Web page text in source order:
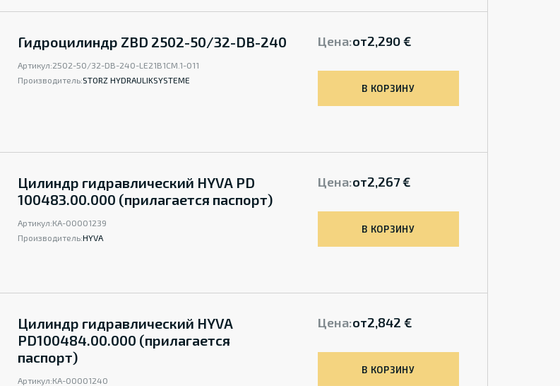
Гидроцилиндр ZBD 2502-50/32-DB-240
Артикул:2502-50/32-DB-240-LE21B1CM.1-011
Производитель:STORZ HYDRAULIKSYSTEME
Цена:от2,290 €
В КОРЗИНУ
Цилиндр гидравлический HYVA РD
100483.00.000 (прилагается паспорт)
Артикул:КА-00001239
Производитель:HYVA
Цена:от2,267 €
В КОРЗИНУ
Цилиндр гидравлический HYVA
PD100484.00.000 (прилагается
паспорт)
Артикул:КА-00001240
Цена:от2,842 €
В КОРЗИНУ